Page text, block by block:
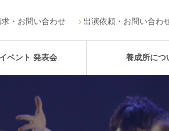
求・お問い合わせ 出演依頼・お問い合わ
ベント 発表会 養成所につ